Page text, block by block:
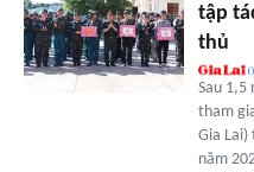
tập
thủ
Sau 1,5
tham
Gia Lai)
năm